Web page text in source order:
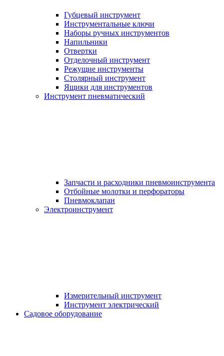
Губцевый инструмент
Инструментальные ключи
Наборы ручных инструментов
Напильники
Отвертки
Отделочный инструмент
Режущие инструменты
Столярный инструмент
Ящики для инструментов
Инструмент пневматический
Запчасти и расходники пневмоинструмента
Отбойные молотки и перфораторы
Пневмоклапан
Электроинструмент
Измерительный инструмент
Инструмент электрический
Садовое оборудование